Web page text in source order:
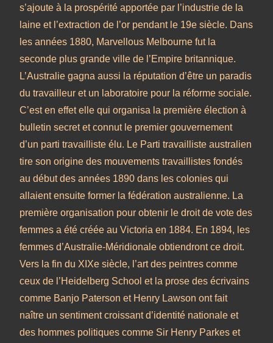
s’ajoute à la prospérité apportée par l’industrie de la
laine et l’extraction de l’or pendant le 19e siècle. Dans
les années 1880, Marvellous Melbourne fut la
seconde plus grande ville de l’Empire britannique.
L’Australie gagna aussi la réputation d’être un paradis
du travailleur et un laboratoire pour la réforme sociale.
C’est en effet elle qui organisa la première élection à
bulletin secret et connut le premier gouvernement
d’un parti travailliste élu. Le Parti travailliste australien
tire son origine des mouvements travaillistes fondés
au début des années 1890 dans les colonies qui
allaient ensuite former la fédération australienne. La
première organisation pour obtenir le droit de vote des
femmes a été créée au Victoria en 1884. En 1894, les
femmes d’Australie-Méridionale obtiendront ce droit.
Vers la fin du XIXe siècle, l’art des peintres comme
ceux de l’Heidelberg School et la prose des écrivains
comme Banjo Paterson et Henry Lawson ont fait
naître un sentiment croissant d’identité nationale et
des hommes politiques comme Sir Henry Parkes et